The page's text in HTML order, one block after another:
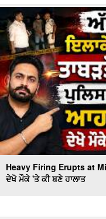
Heavy Firing Erupts at
ਦੇਖੋ ਮੌਕੇ 'ਤੇ ਕੀ ਬਣੇ ਹਾਲਾਤ